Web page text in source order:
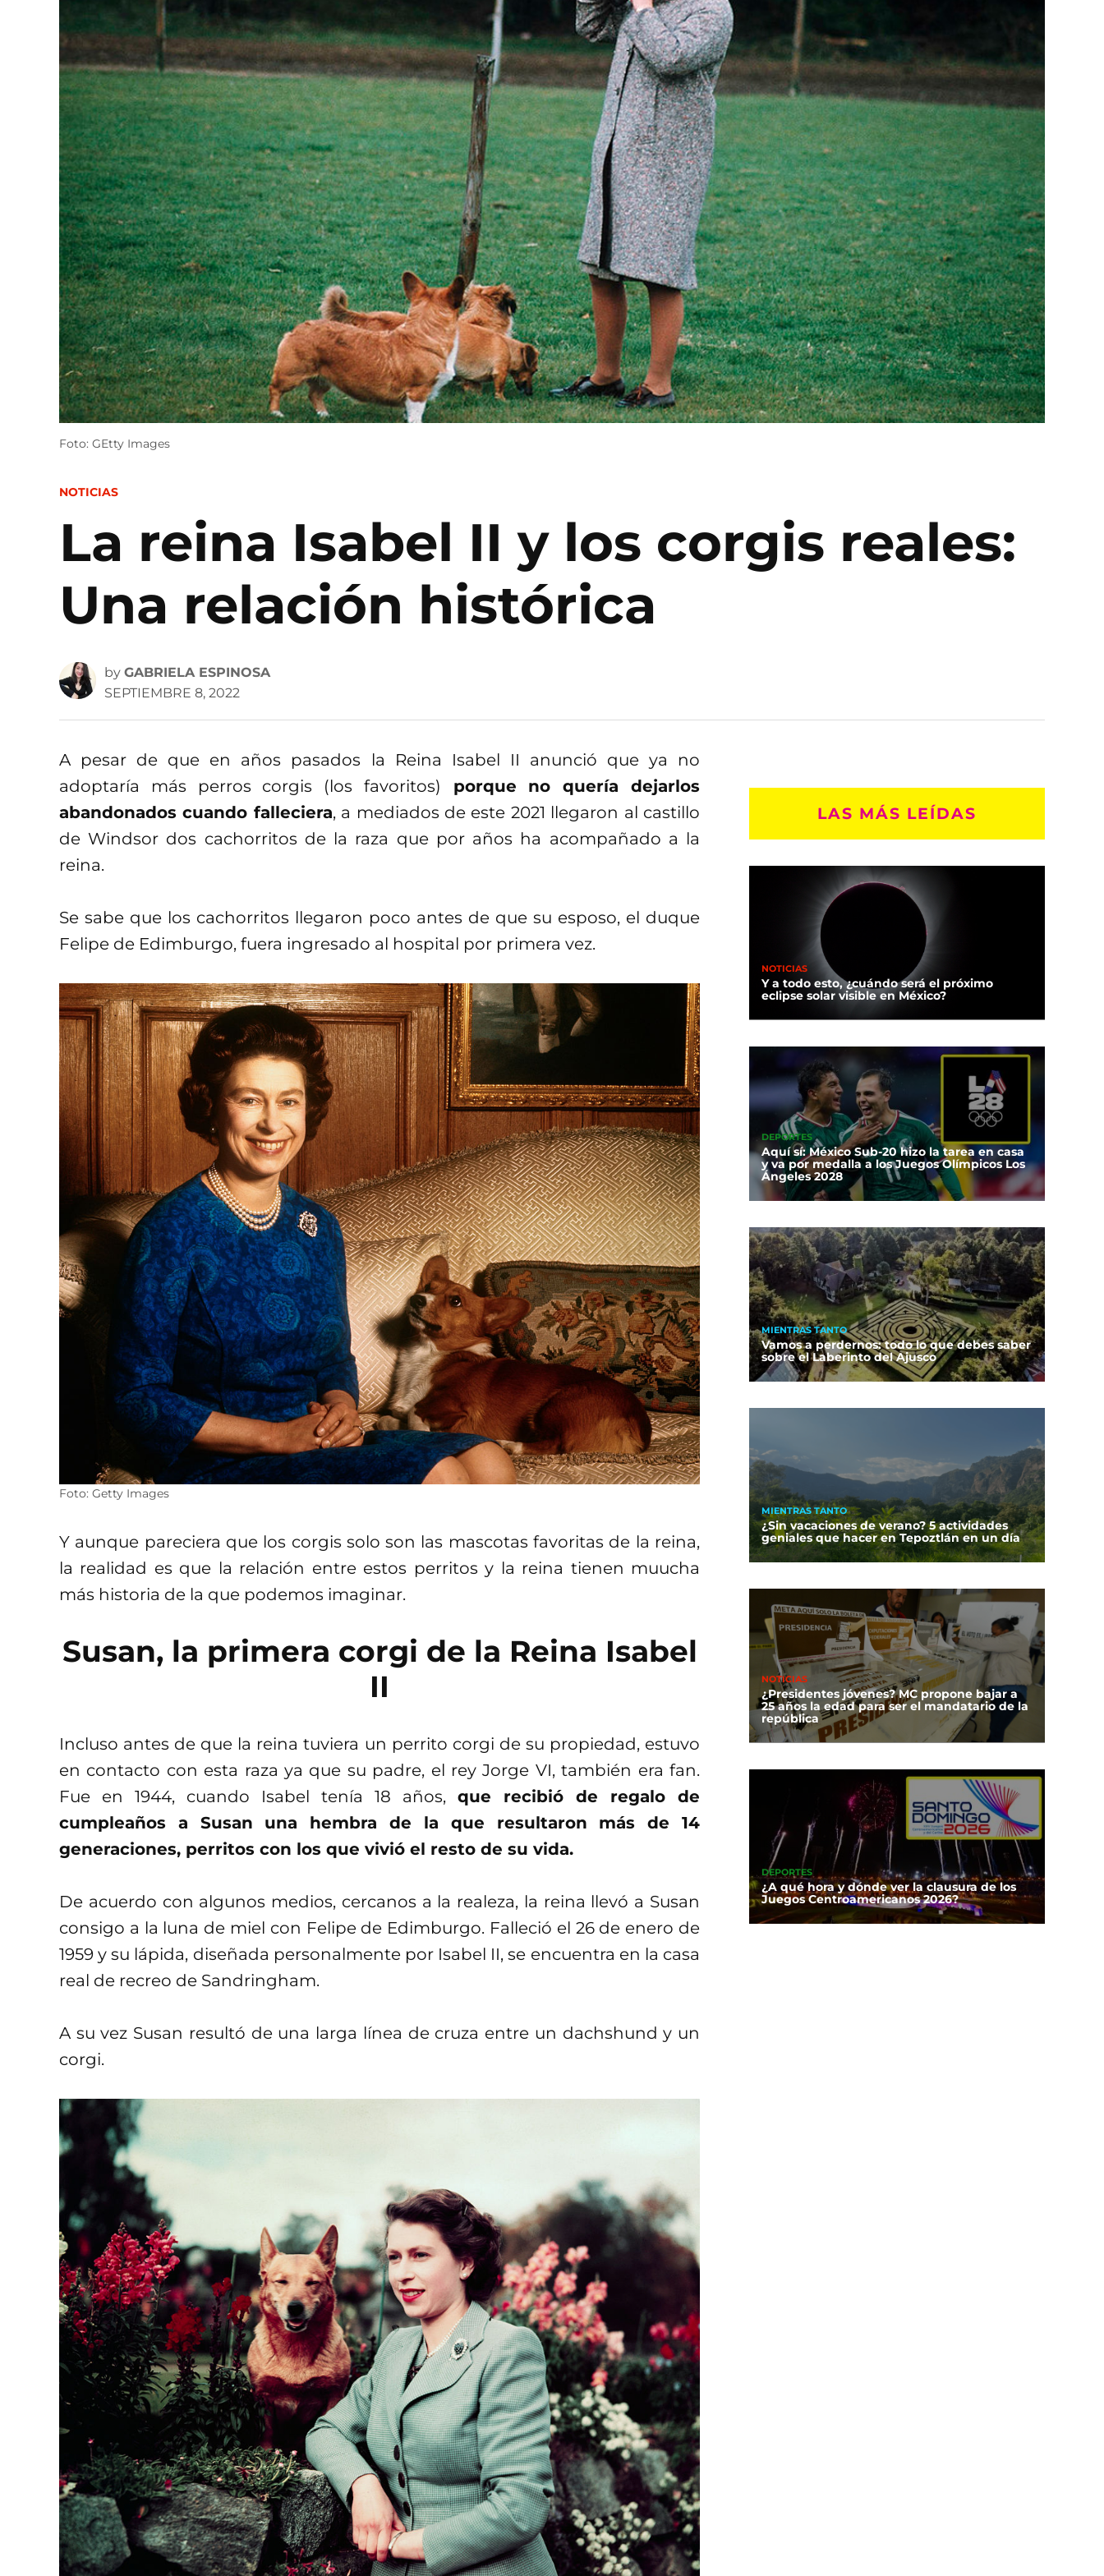
Foto: GEtty Images
POSTED
NOTICIAS
La reina Isabel II y los corgis reales:
Una relación histórica
by GABRIELA ESPINOSA
SEPTIEMBRE 8, 2022
A pesar de que en años pasados la Reina Isabel II anunció que ya no
adoptaría más perros corgis (los favoritos) porque no quería dejarlos
abandonados cuando falleciera, a mediados de este 2021 llegaron al castillo
de Windsor dos cachorritos de la raza que por años ha acompañado a la
reina.
Se sabe que los cachorritos llegaron poco antes de que su esposo, el duque
Felipe de Edimburgo, fuera ingresado al hospital por primera vez.
Foto: Getty Images
Y aunque pareciera que los corgis solo son las mascotas favoritas de la reina,
la realidad es que la relación entre estos perritos y la reina tienen muucha
más historia de la que podemos imaginar.
Susan, la primera corgi de la Reina Isabel
II
Incluso antes de que la reina tuviera un perrito corgi de su propiedad, estuvo
en contacto con esta raza ya que su padre, el rey Jorge VI, también era fan.
Fue en 1944, cuando Isabel tenía 18 años, que recibió de regalo de
cumpleaños a Susan una hembra de la que resultaron más de 14
generaciones, perritos con los que vivió el resto de su vida.
De acuerdo con algunos medios, cercanos a la realeza, la reina llevó a Susan
consigo a la luna de miel con Felipe de Edimburgo. Falleció el 26 de enero de
1959 y su lápida, diseñada personalmente por Isabel II, se encuentra en la casa
real de recreo de Sandringham.
A su vez Susan resultó de una larga línea de cruza entre un dachshund y un
corgi.
LAS MÁS LEÍDAS
NOTICIAS
Y a todo esto, ¿cuándo será el próximo
eclipse solar visible en México?
DEPORTES
Aquí sí: México Sub-20 hizo la tarea en casa
y va por medalla a los Juegos Olímpicos Los
Ángeles 2028
MIENTRAS TANTO
Vamos a perdernos: todo lo que debes saber
sobre el Laberinto del Ajusco
MIENTRAS TANTO
¿Sin vacaciones de verano? 5 actividades
geniales que hacer en Tepoztlán en un día
NOTICIAS
¿Presidentes jóvenes? MC propone bajar a
25 años la edad para ser el mandatario de la
república
DEPORTES
¿A qué hora y dónde ver la clausura de los
Juegos Centroamericanos 2026?